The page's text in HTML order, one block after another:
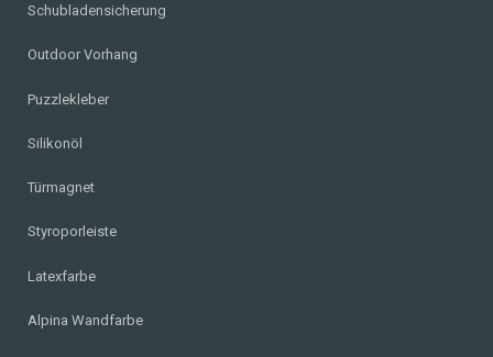
Schubladensicherung
Outdoor Vorhang
Puzzlekleber
Silikonöl
Türmagnet
Styroporleiste
Latexfarbe
Alpina Wandfarbe